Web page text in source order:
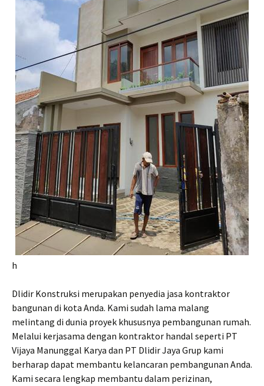
h
Dlidir Konstruksi merupakan penyedia jasa kontraktor
bangunan di kota Anda. Kami sudah lama malang
melintang di dunia proyek khususnya pembangunan rumah.
Melalui kerjasama dengan kontraktor handal seperti PT
Vijaya Manunggal Karya dan PT Dlidir Jaya Grup kami
berharap dapat membantu kelancaran pembangunan Anda.
Kami secara lengkap membantu dalam perizinan,